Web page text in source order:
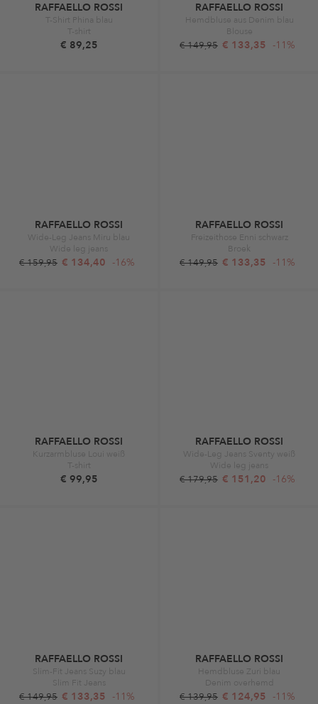
RAFFAELLO ROSSI
T-Shirt Phina blau
T-shirt
€ 89,25
RAFFAELLO ROSSI
Hemdbluse aus Denim blau
Blouse
€ 149,95 € 133,35 -11%
RAFFAELLO ROSSI
Wide-Leg Jeans Miru blau
Wide leg jeans
€ 159,95 € 134,40 -16%
RAFFAELLO ROSSI
Freizeithose Enni schwarz
Broek
€ 149,95 € 133,35 -11%
RAFFAELLO ROSSI
Kurzarmbluse Loui weiß
T-shirt
€ 99,95
RAFFAELLO ROSSI
Wide-Leg Jeans Sventy weiß
Wide leg jeans
€ 179,95 € 151,20 -16%
RAFFAELLO ROSSI
Slim-Fit Jeans Suzy blau
Slim Fit Jeans
€ 149,95 € 133,35 -11%
RAFFAELLO ROSSI
Hemdbluse Zuri blau
Denim overhemd
€ 139,95 € 124,95 -11%